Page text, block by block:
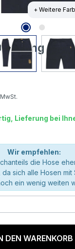
+ Weitere
Rising Sun
Lieferung bei
Wir empfehlen:
die Hose
sich alle Hosen mit
ein wenig weiten
DEN WARENKORB